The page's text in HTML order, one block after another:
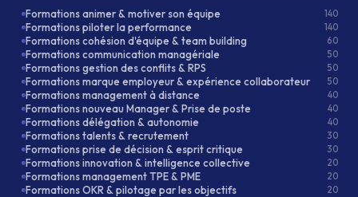
Formations animer & motiver son équipe 140
Formations piloter la performance 140
Formations cohésion d'équipe & team building 60
Formations communication managériale 50
Formations gestion des conflits & RPS 50
Formations marque employeur & expérience collaborateur 50
Formations management à distance 40
Formations nouveau Manager & Prise de poste 40
Formations délégation & autonomie 40
Formations talents & recrutement 30
Formations prise de décision & esprit critique 30
Formations innovation & intelligence collective 20
Formations management TPE & PME 20
Formations OKR & pilotage par les objectifs 20